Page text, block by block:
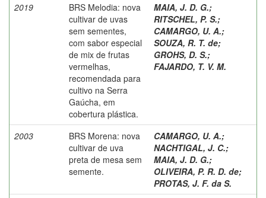
2019
BRS Melodia: nova
cultivar de uvas
sem sementes,
com sabor especial
de mix de frutas
vermelhas,
recomendada para
cultivo na Serra
Gaúcha, em
cobertura plástica.
MAIA, J. D. G.;
RITSCHEL, P. S.;
CAMARGO, U. A.;
SOUZA, R. T. de;
GROHS, D. S.;
FAJARDO, T. V. M.
2003
BRS Morena: nova
cultivar de uva
preta de mesa sem
semente.
CAMARGO, U. A.;
NACHTIGAL, J. C.;
MAIA, J. D. G.;
OLIVEIRA, P. R. D. de;
PROTAS, J. F. da S.